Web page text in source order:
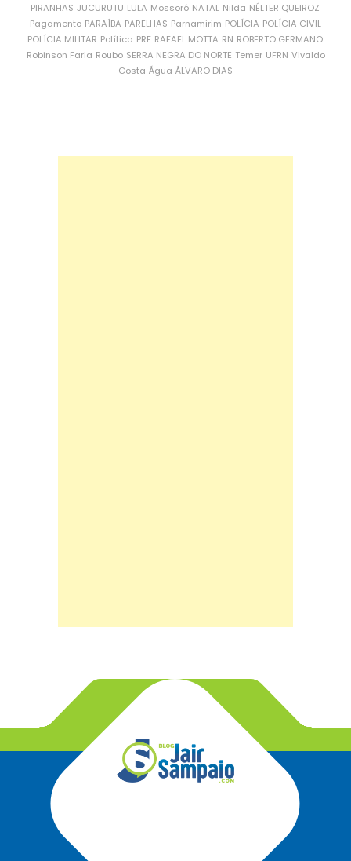
PIRANHAS JUCURUTU LULA Mossoró NATAL Nilda NÉLTER QUEIROZ
Pagamento PARAÍBA PARELHAS Parnamirim POLÍCIA POLÍCIA CIVIL
POLÍCIA MILITAR Política PRF RAFAEL MOTTA RN ROBERTO GERMANO
Robinson Faria Roubo SERRA NEGRA DO NORTE Temer UFRN Vivaldo
Costa Água ÁLVARO DIAS